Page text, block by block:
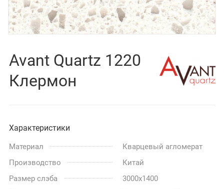
Avant Quartz 1220
Клермон
Характеристики
Материал
Кварцевый агломерат
Производство
Китай
Размер слэба
3000x1400